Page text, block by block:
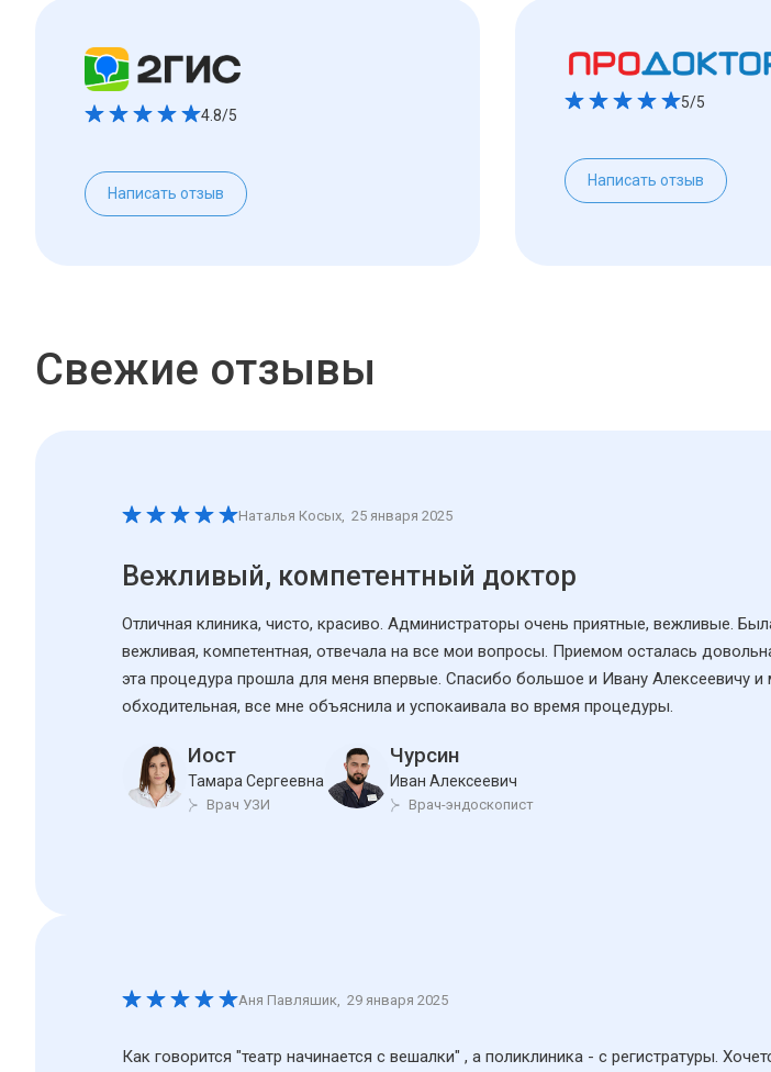
4.8/5
Написать отзыв
5/5
Написать отзыв
Свежие отзывы
Наталья Косых 25 января 2025
Вежливый, компетентный доктор
Отличная клиника, чисто, красиво. Администраторы очень приятные, вежливые.
вежливая, компетентная, отвечала на все мои вопросы. Приемом осталась
эта процедура прошла для меня впервые. Спасибо большое и Ивану Алексеевичу
обходительная, все мне объяснила и успокаивала во время процедуры.
Иост
Тамара Сергеевна
Врач УЗИ
Чурсин
Иван Алексеевич
Врач-эндоскопист
Аня Павляшик 29 января 2025
Как говорится "театр начинается с вешалки" , а поликлиника - с регистратуры.